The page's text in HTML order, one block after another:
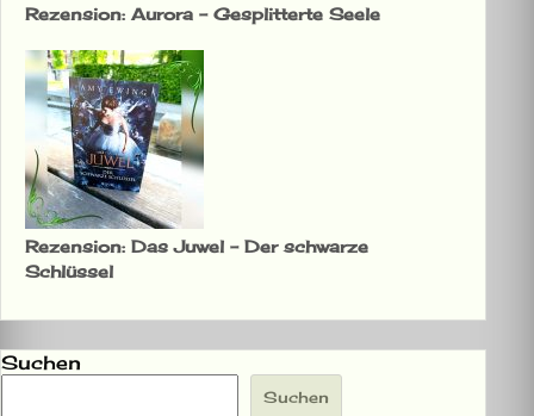
Rezension: Aurora – Gesplitterte Seele
Rezension: Das Juwel – Der schwarze
Schlüssel
Suchen
Suchen